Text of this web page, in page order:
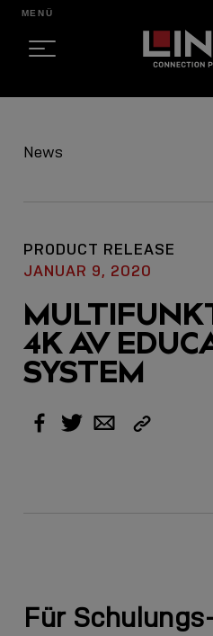
CONTENT
MENÜ
News
PRODUCT RELEASE
JANUAR 9, 2020
4K AV
SYSTEM
Facebook
TwitterEmail Link
Für